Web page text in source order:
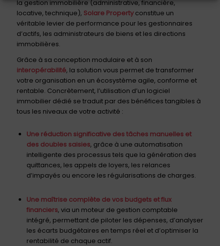
la gestion immobilière (administrative, financière,
locative, technique), Solare Propertyconstitue un
véritable levier de performance pour les gestionnaires
d’actifs, les administrateurs de biens et les directions
immobilières.
Grâce à sa conception modulaire et à son
interopérabilité, la solution vous permet de transformer
votre organisation en un écosystème agile, conforme et
rentable. Concrètement, l’utilisation d’un logiciel
immobilier dédié se traduit par des bénéfices tangibles à
tous les niveaux de votre activité :
Une réduction significative des tâches manuelles et
des doubles saisies, grâce à une automatisation
intelligente des processus tels que la génération des
quittances, les appels de loyers, les relances
d’impayés ou encore les régularisations de charges.
Une maîtrise complète de vos budgets et flux
financiers, via un moteur de gestion comptable
intégré, permettant de piloter les dépenses, d’analyser
les écarts budgétaires en temps réel et d’optimiser la
rentabilité de chaque actif.